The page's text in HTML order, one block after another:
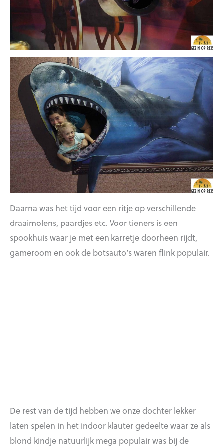
Daarna was het tijd voor een ritje op verschillende
draaimolens, paardjes etc. Voor tieners is een
spookhuis waar je met een karretje doorheen rijdt,
gameroom en ook de botsauto’s waren flink populair.
De rest van de tijd hebben we onze dochter lekker
laten spelen in het indoor klauter gedeelte waar ze als
blond kindje natuurlijk mega populair was bij de